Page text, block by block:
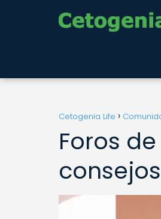
Cetogenia Life
Foros